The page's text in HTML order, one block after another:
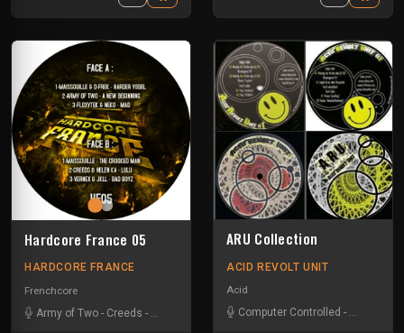
Hardcore France 05
HARDCORE FRANCE
Frenchcore
Army of Two - Creeds - Floxytek- Helen Ka- JKLL-Maissouille
ARU Collection
ACID REVOLT UNIT
Acid
Computer Controlled - Dj cyclone